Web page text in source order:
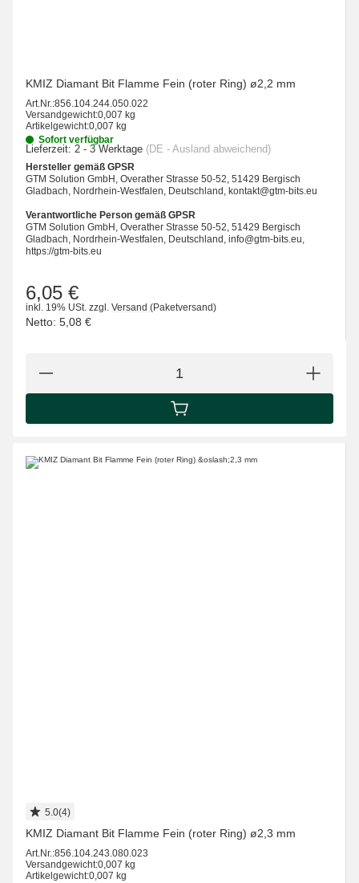
KMIZ Diamant Bit Flamme Fein (roter Ring) ø2,2 mm
Art.Nr.:856.104.244.050.022
Versandgewicht:0,007 kg
Artikelgewicht:0,007 kg
Sofort verfügbar
Lieferzeit: 2 - 3 Werktage (DE - Ausland abweichend)
Hersteller gemäß GPSR
GTM Solution GmbH, Overather Strasse 50-52, 51429 Bergisch
Gladbach, Nordrhein-Westfalen, Deutschland, kontakt@gtm-bits.eu
Verantwortliche Person gemäß GPSR
GTM Solution GmbH, Overather Strasse 50-52, 51429 Bergisch
Gladbach, Nordrhein-Westfalen, Deutschland, info@gtm-bits.eu,
https://gtm-bits.eu
6,05 €
inkl. 19% USt. zzgl. Versand (Paketversand)
Netto: 5,08 €
IN DEN WARENKORB
5.0(4)
KMIZ Diamant Bit Flamme Fein (roter Ring) ø2,3 mm
Art.Nr.:856.104.243.080.023
Versandgewicht:0,007 kg
Artikelgewicht:0,007 kg